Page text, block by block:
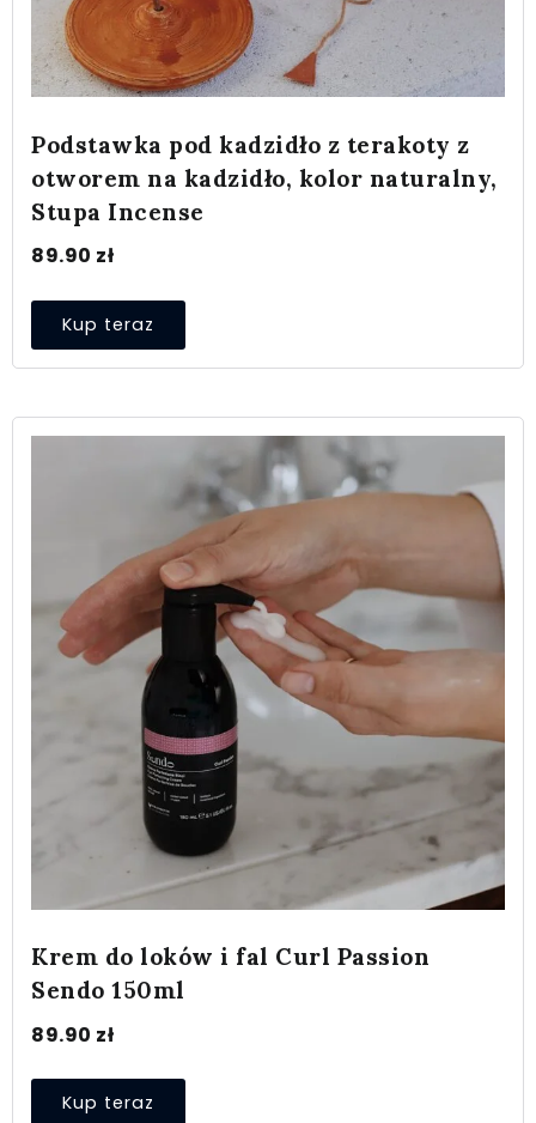
Podstawka pod kadzidło z terakoty z
otworem na kadzidło, kolor naturalny,
Stupa Incense
89.90 zł
Kup teraz
Krem do loków i fal Curl Passion
Sendo 150ml
89.90 zł
Kup teraz